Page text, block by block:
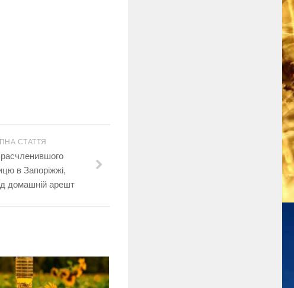
СТАТТЯ
в Запоріжжі,
домашній арешт